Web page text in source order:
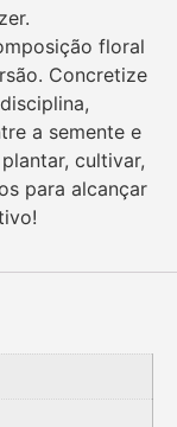
floral
Concretize
a semente e
cultivar,
para alcançar